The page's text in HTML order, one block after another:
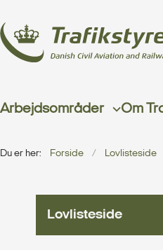
Arbejdsområder Om
Du er her: Forside Lovlisteside
Lovlisteside